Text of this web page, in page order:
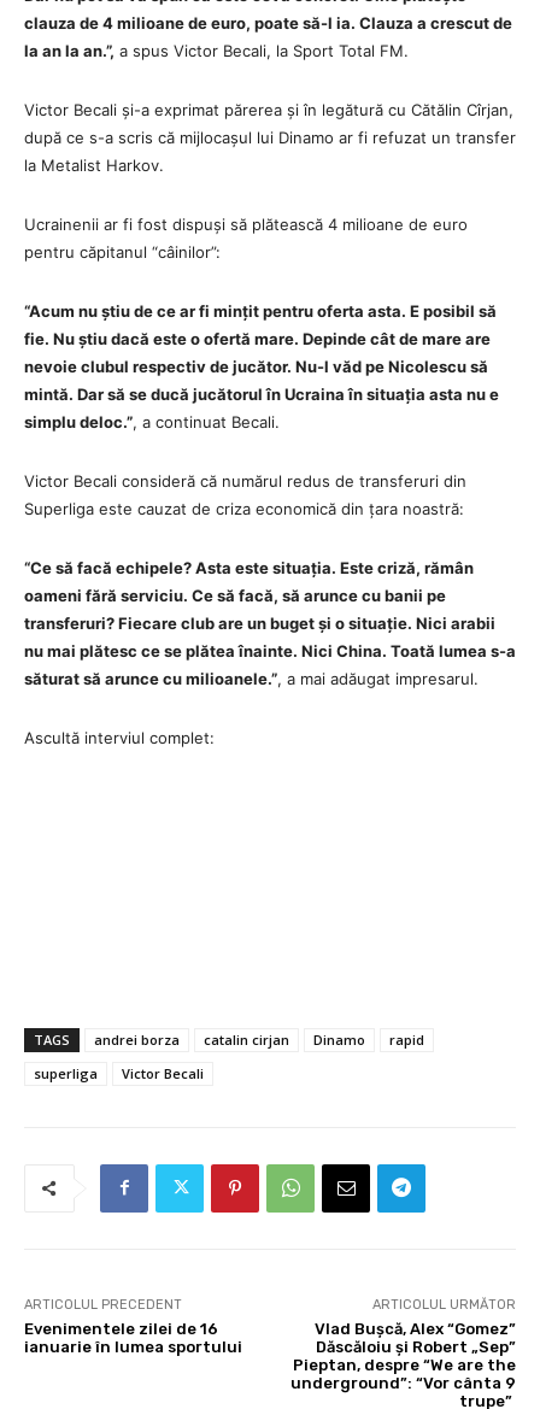
clauza de 4 milioane de euro, poate să-l ia. Clauza a crescut de
la an la an.”, a spus Victor Becali, la Sport Total FM.
Victor Becali și-a exprimat părerea și în legătură cu Cătălin Cîrjan,
după ce s-a scris că mijlocașul lui Dinamo ar fi refuzat un transfer
la Metalist Harkov.
Ucrainenii ar fi fost dispuși să plătească 4 milioane de euro
pentru căpitanul “câinilor”:
“Acum nu știu de ce ar fi mințit pentru oferta asta. E posibil să
fie. Nu știu dacă este o ofertă mare. Depinde cât de mare are
nevoie clubul respectiv de jucător. Nu-l văd pe Nicolescu să
mintă. Dar să se ducă jucătorul în Ucraina în situația asta nu e
simplu deloc.”, a continuat Becali.
Victor Becali consideră că numărul redus de transferuri din
Superliga este cauzat de criza economică din țara noastră:
“Ce să facă echipele? Asta este situația. Este criză, rămân
oameni fără serviciu. Ce să facă, să arunce cu banii pe
transferuri? Fiecare club are un buget și o situație. Nici arabii
nu mai plătesc ce se plătea înainte. Nici China. Toată lumea s-a
săturat să arunce cu milioanele.”, a mai adăugat impresarul.
Ascultă interviul complet:
TAGS andrei borza catalin cirjan Dinamo
rapid
superliga
Victor Becali
ARTICOLUL PRECEDENT
Evenimentele zilei de 16
ianuarie în lumea sportului
ARTICOLUL URMĂTOR
Vlad Bușcă, Alex “Gomez”
Dăscăloiu și Robert „Sep”
Pieptan, despre “We are the
underground”: “Vor cânta 9
trupe”